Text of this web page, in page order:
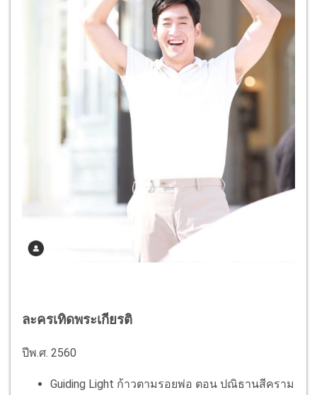
ละครเทิดพระเกียรติ
ปีพ.ศ. 2560
Guiding Light ก้าวตามรอยพ่อ ตอน ปณิธานสีคราม